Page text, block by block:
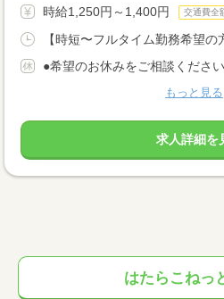
時給1,250円～1,400円 交通費全
【時短〜フルタイム勤務希望の
●希望のお休みをご相談ください
もっと見る
求人詳細を
はたらこねっ